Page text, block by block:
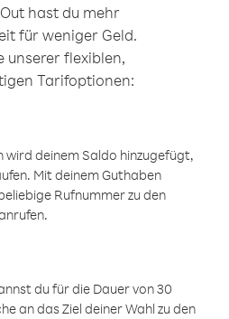
hast du mehr
für weniger Geld.
unserer flexiblen,
Tarifoptionen:
wird deinem Saldo hinzugefügt,
Mit deinem Guthaben
Rufnummer zu den
du für die Dauer von 30
an das Ziel deiner Wahl zu den